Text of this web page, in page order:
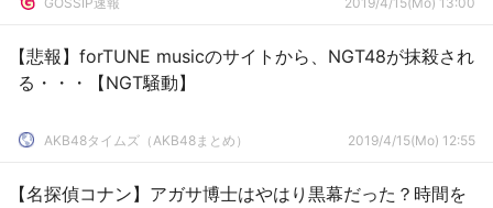
【悲報】forTUNE musicのサイトから、NGT48が抹殺され
る・・・【NGT騒動】
AKB48タイムズ（AKB48まとめ） 2019/4/15(Mo) 12:55
【名探偵コナン】アガサ博士はやはり黒幕だった？時間を